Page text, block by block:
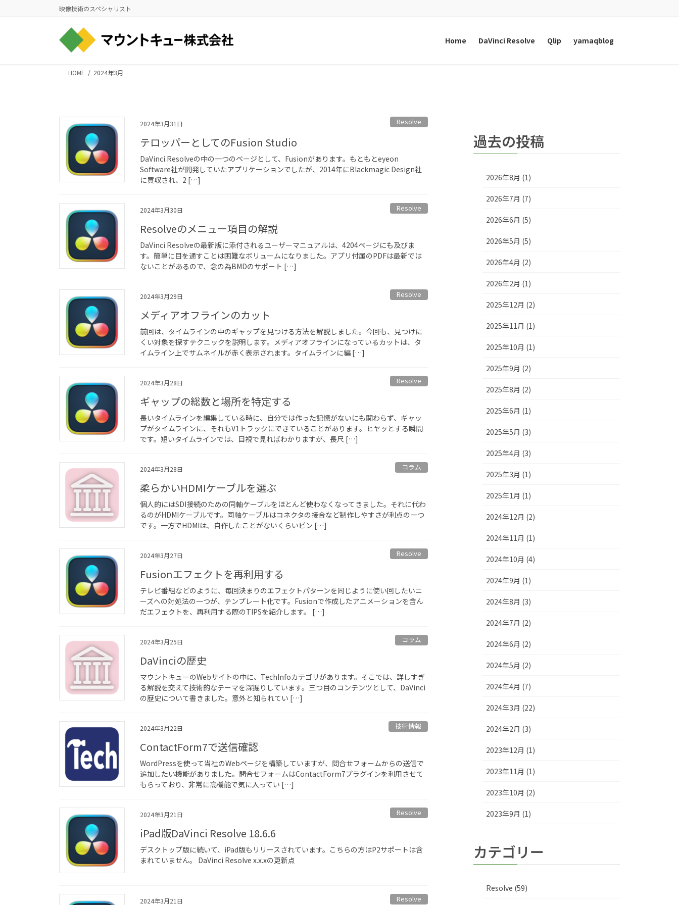
映像技術のスペシャリスト
Home DaVinci Resolve Qlip yamaqblog
HOME 2024年3月
2024年3月31日 Resolve
テロッパーとしてのFusion Studio
DaVinci Resolveの中の一つのページとして、Fusionがあります。もともとeyeon
Software社が開発していたアプリケーションでしたが、2014年にBlackmagic Design社
に買収され、2 […]
2024年3月30日 Resolve
Resolveのメニュー項目の解説
DaVinci Resolveの最新版に添付されるユーザーマニュアルは、4204ページにも及びま
す。簡単に目を通すことは困難なボリュームになりました。アプリ付属のPDFは最新では
ないことがあるので、念の為BMDのサポート […]
2024年3月29日 Resolve
メディアオフラインのカット
前回は、タイムラインの中のギャップを見つける方法を解説しました。今回も、見つけに
くい対象を探すテクニックを説明します。メディアオフラインになっているカットは、タ
イムライン上でサムネイルが赤く表示されます。タイムラインに編 […]
2024年3月28日 Resolve
ギャップの総数と場所を特定する
長いタイムラインを編集している時に、自分では作った記憶がないにも関わらず、ギャッ
プがタイムラインに、それもV1トラックにできていることがあります。ヒヤッとする瞬間
です。短いタイムラインでは、目視で見ればわかりますが、長尺 […]
2024年3月28日 コラム
柔らかいHDMIケーブルを選ぶ
個人的にはSDI接続のための同軸ケーブルをほとんど使わなくなってきました。それに代わ
るのがHDMIケーブルです。同軸ケーブルはコネクタの接合など制作しやすさが利点の一つ
です。一方でHDMIは、自作したことがないくらいピン […]
2024年3月27日 Resolve
Fusionエフェクトを再利用する
テレビ番組などのように、毎回決まりのエフェクトパターンを同じように使い回したいニ
ーズへの対処法の一つが、テンプレート化です。Fusionで作成したアニメーションを含ん
だエフェクトを、再利用する際のTIPSを紹介します。 […]
2024年3月25日 コラム
DaVinciの歴史
マウントキューのWebサイトの中に、TechInfoカテゴリがあります。そこでは、詳しすぎ
る解説を交えて技術的なテーマを深掘りしています。三つ目のコンテンツとして、DaVinci
の歴史について書きました。意外と知られてい […]
2024年3月22日 技術情報
ContactForm7で送信確認
WordPressを使って当社のWebページを構築していますが、問合せフォームからの送信で
追加したい機能がありました。問合せフォームはContactForm7プラグインを利用させて
もらっており、非常に高機能で気に入ってい […]
2024年3月21日 Resolve
iPad版DaVinci Resolve 18.6.6
デスクトップ版に続いて、iPad版もリリースされています。こちらの方はP2サポートは含
まれていません。 DaVinci Resolve x.x.xの更新点
2024年3月21日 Resolve
過去の投稿
2026年8月 (1)
2026年7月 (7)
2026年6月 (5)
2026年5月 (5)
2026年4月 (2)
2026年2月 (1)
2025年12月 (2)
2025年11月 (1)
2025年10月 (1)
2025年9月 (2)
2025年8月 (2)
2025年6月 (1)
2025年5月 (3)
2025年4月 (3)
2025年3月 (1)
2025年1月 (1)
2024年12月 (2)
2024年11月 (1)
2024年10月 (4)
2024年9月 (1)
2024年8月 (3)
2024年7月 (2)
2024年6月 (2)
2024年5月 (2)
2024年4月 (7)
2024年3月 (22)
2024年2月 (3)
2023年12月 (1)
2023年11月 (1)
2023年10月 (2)
2023年9月 (1)
カテゴリー
Resolve (59)